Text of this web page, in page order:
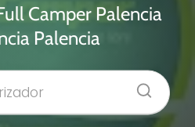
Camper Palencia
Palencia